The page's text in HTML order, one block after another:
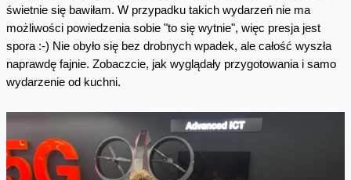
świetnie się bawiłam. W przypadku takich wydarzeń nie ma
możliwości powiedzenia sobie "to się wytnie", więc presja jest
spora :-) Nie obyło się bez drobnych wpadek, ale całość wyszła
naprawdę fajnie. Zobaczcie, jak wyglądały przygotowania i samo
wydarzenie od kuchni.